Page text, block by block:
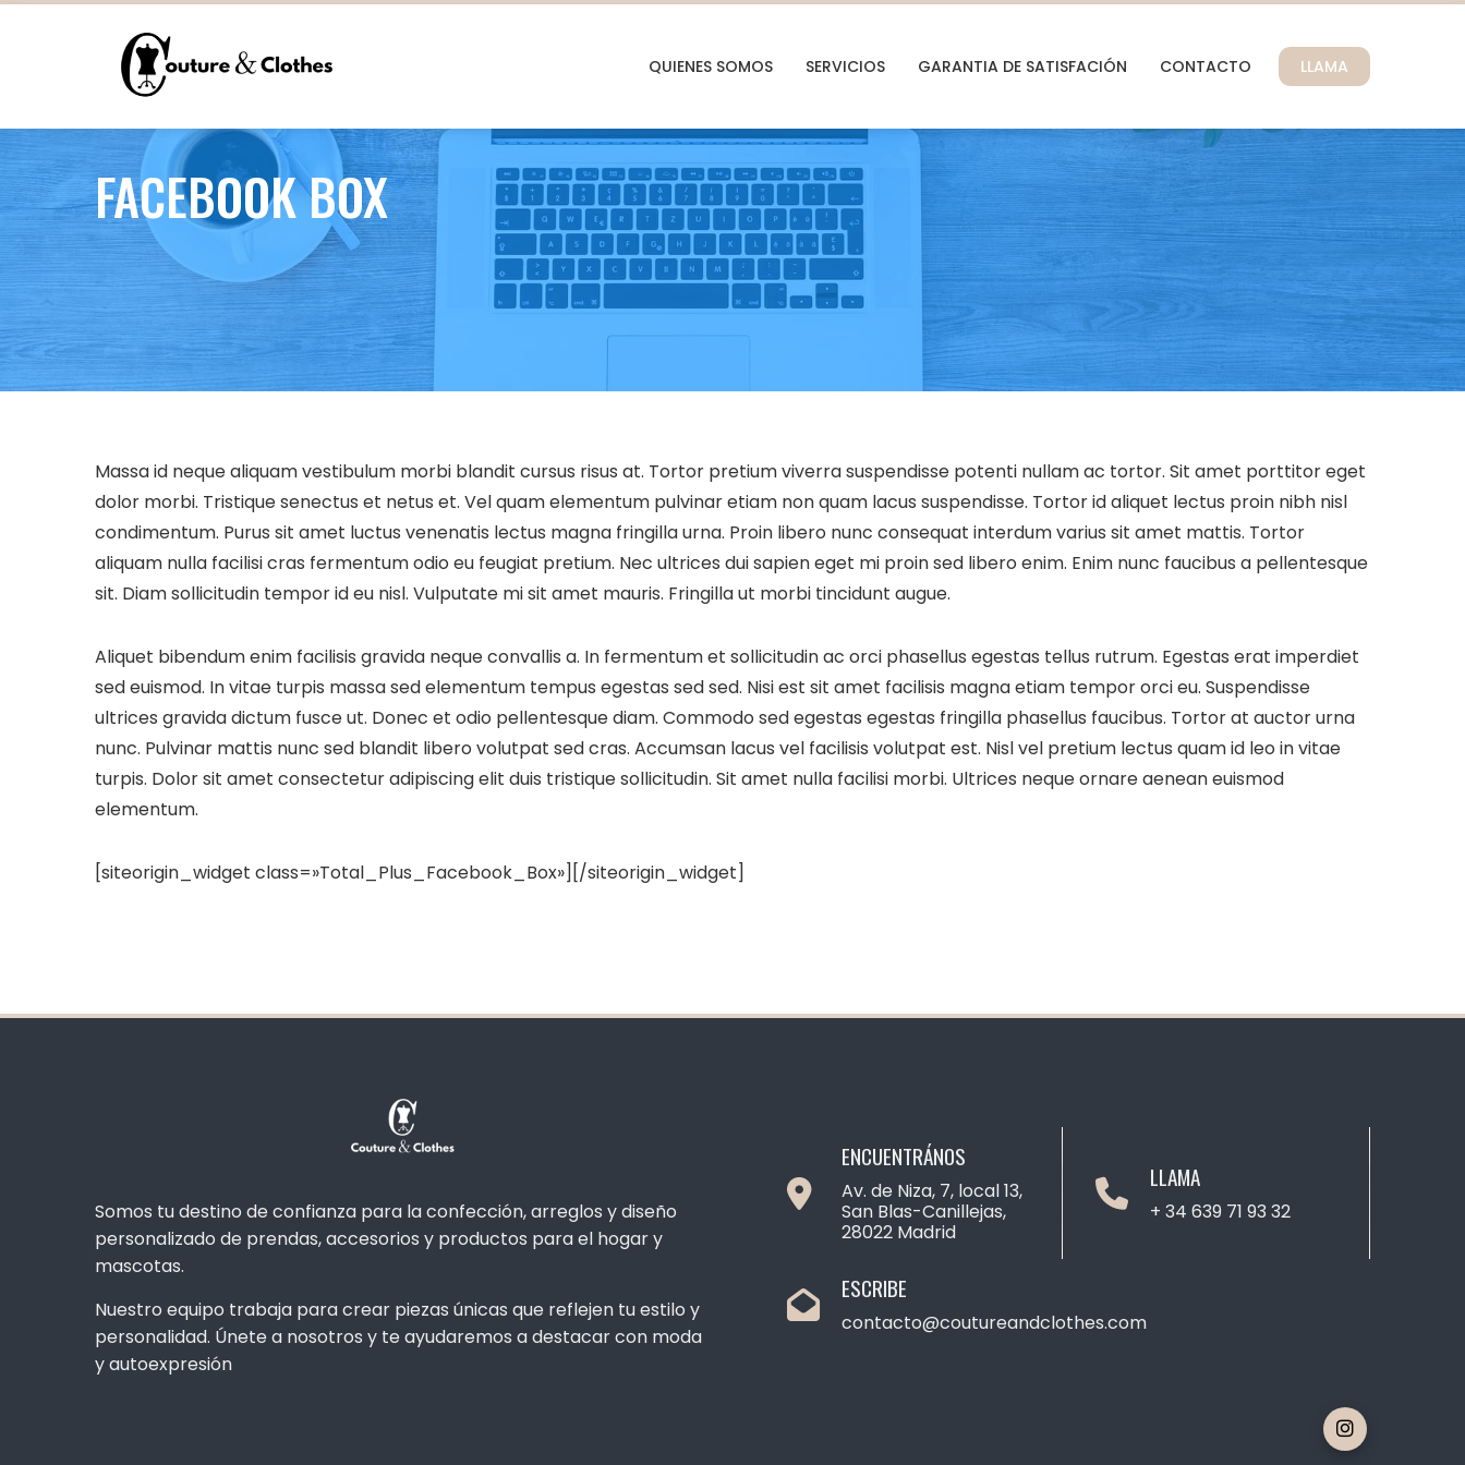
QUIENES SOMOS SERVICIOS GARANTIA DE SATISFACIÓN CONTACTO LLAMA
FACEBOOK BOX
Massa id neque aliquam vestibulum morbi blandit cursus risus at. Tortor pretium viverra suspendisse potenti nullam ac tortor. Sit amet porttitor eget
dolor morbi. Tristique senectus et netus et. Vel quam elementum pulvinar etiam non quam lacus suspendisse. Tortor id aliquet lectus proin nibh nisl
condimentum. Purus sit amet luctus venenatis lectus magna fringilla urna. Proin libero nunc consequat interdum varius sit amet mattis. Tortor
aliquam nulla facilisi cras fermentum odio eu feugiat pretium. Nec ultrices dui sapien eget mi proin sed libero enim. Enim nunc faucibus a pellentesque
sit. Diam sollicitudin tempor id eu nisl. Vulputate mi sit amet mauris. Fringilla ut morbi tincidunt augue.
Aliquet bibendum enim facilisis gravida neque convallis a. In fermentum et sollicitudin ac orci phasellus egestas tellus rutrum. Egestas erat imperdiet
sed euismod. In vitae turpis massa sed elementum tempus egestas sed sed. Nisi est sit amet facilisis magna etiam tempor orci eu. Suspendisse
ultrices gravida dictum fusce ut. Donec et odio pellentesque diam. Commodo sed egestas egestas fringilla phasellus faucibus. Tortor at auctor urna
nunc. Pulvinar mattis nunc sed blandit libero volutpat sed cras. Accumsan lacus vel facilisis volutpat est. Nisl vel pretium lectus quam id leo in vitae
turpis. Dolor sit amet consectetur adipiscing elit duis tristique sollicitudin. Sit amet nulla facilisi morbi. Ultrices neque ornare aenean euismod
elementum.
[siteorigin_widget class=»Total_Plus_Facebook_Box»] [/siteorigin_widget]
Somos tu destino de confianza para la confección, arreglos y diseño
personalizado de prendas, accesorios y productos para el hogar y
mascotas.
Nuestro equipo trabaja para crear piezas únicas que reflejen tu estilo y
personalidad. Únete a nosotros y te ayudaremos a destacar con moda
y autoexpresión
ENCUENTRÁNOS
Av. de Niza, 7, local 13,
San Blas-Canillejas,
28022 Madrid
LLAMA
+ 34 639 71 93 32
ESCRIBE
contacto@coutureandclothes.com